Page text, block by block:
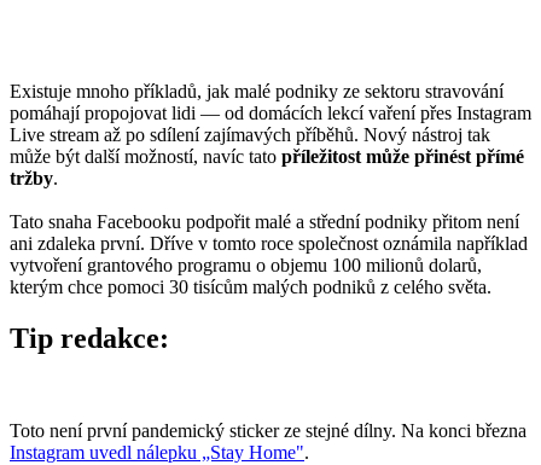
Existuje mnoho příkladů, jak malé podniky ze sektoru stravování
pomáhají propojovat lidi — od domácích lekcí vaření přes Instagram
Live stream až po sdílení zajímavých příběhů. Nový nástroj tak
může být další možností, navíc tato příležitost může přinést přímé
tržby.
Tato snaha Facebooku podpořit malé a střední podniky přitom není
ani zdaleka první. Dříve v tomto roce společnost oznámila například
vytvoření grantového programu o objemu 100 milionů dolarů,
kterým chce pomoci 30 tisícům malých podniků z celého světa.
Tip redakce:
Toto není první pandemický sticker ze stejné dílny. Na konci března
Instagram uvedl nálepku „Stay Home".